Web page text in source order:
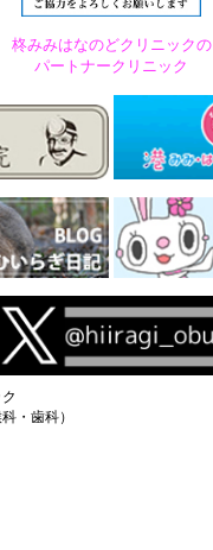
柊みみはなのどクリニックの
パートナークリニック
・歯科）